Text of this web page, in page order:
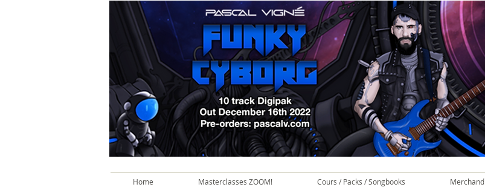
Home Masterclasses ZOOM! Cours / Packs / Songbooks